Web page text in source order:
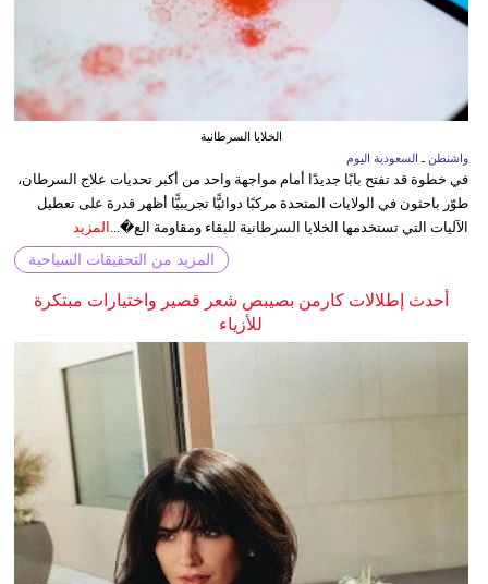
الخلايا السرطانية
واشنطن ـ السعودية اليوم
في خطوة قد تفتح بابًا جديدًا أمام مواجهة واحد من أكبر تحديات علاج السرطان،
طوّر باحثون في الولايات المتحدة مركبًا دوائيًّا تجريبيًّا أظهر قدرة على تعطيل
الآليات التي تستخدمها الخلايا السرطانية للبقاء ومقاومة الع�...
المزيد
المزيد من التحقيقات السياحية
أحدث إطلالات كارمن بصيبص شعر قصير واختيارات مبتكرة
للأزياء